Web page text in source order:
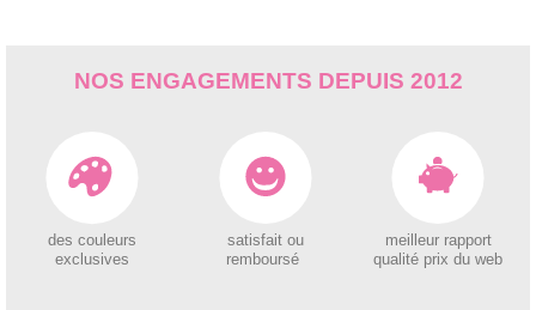
NOS ENGAGEMENTS DEPUIS 2012
des couleurs
exclusives
satisfait ou
remboursé
meilleur rapport
qualité prix du web